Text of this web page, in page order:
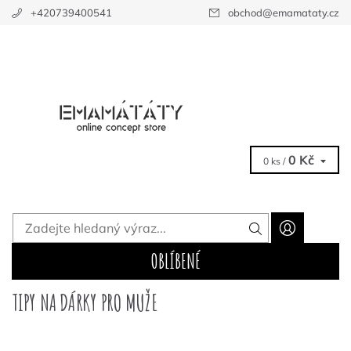
+420739400541 obchod@emamataty.cz
0 ks / 0 Kč
OBLÍBENÉ
TIPY NA DÁRKY PRO MUŽE